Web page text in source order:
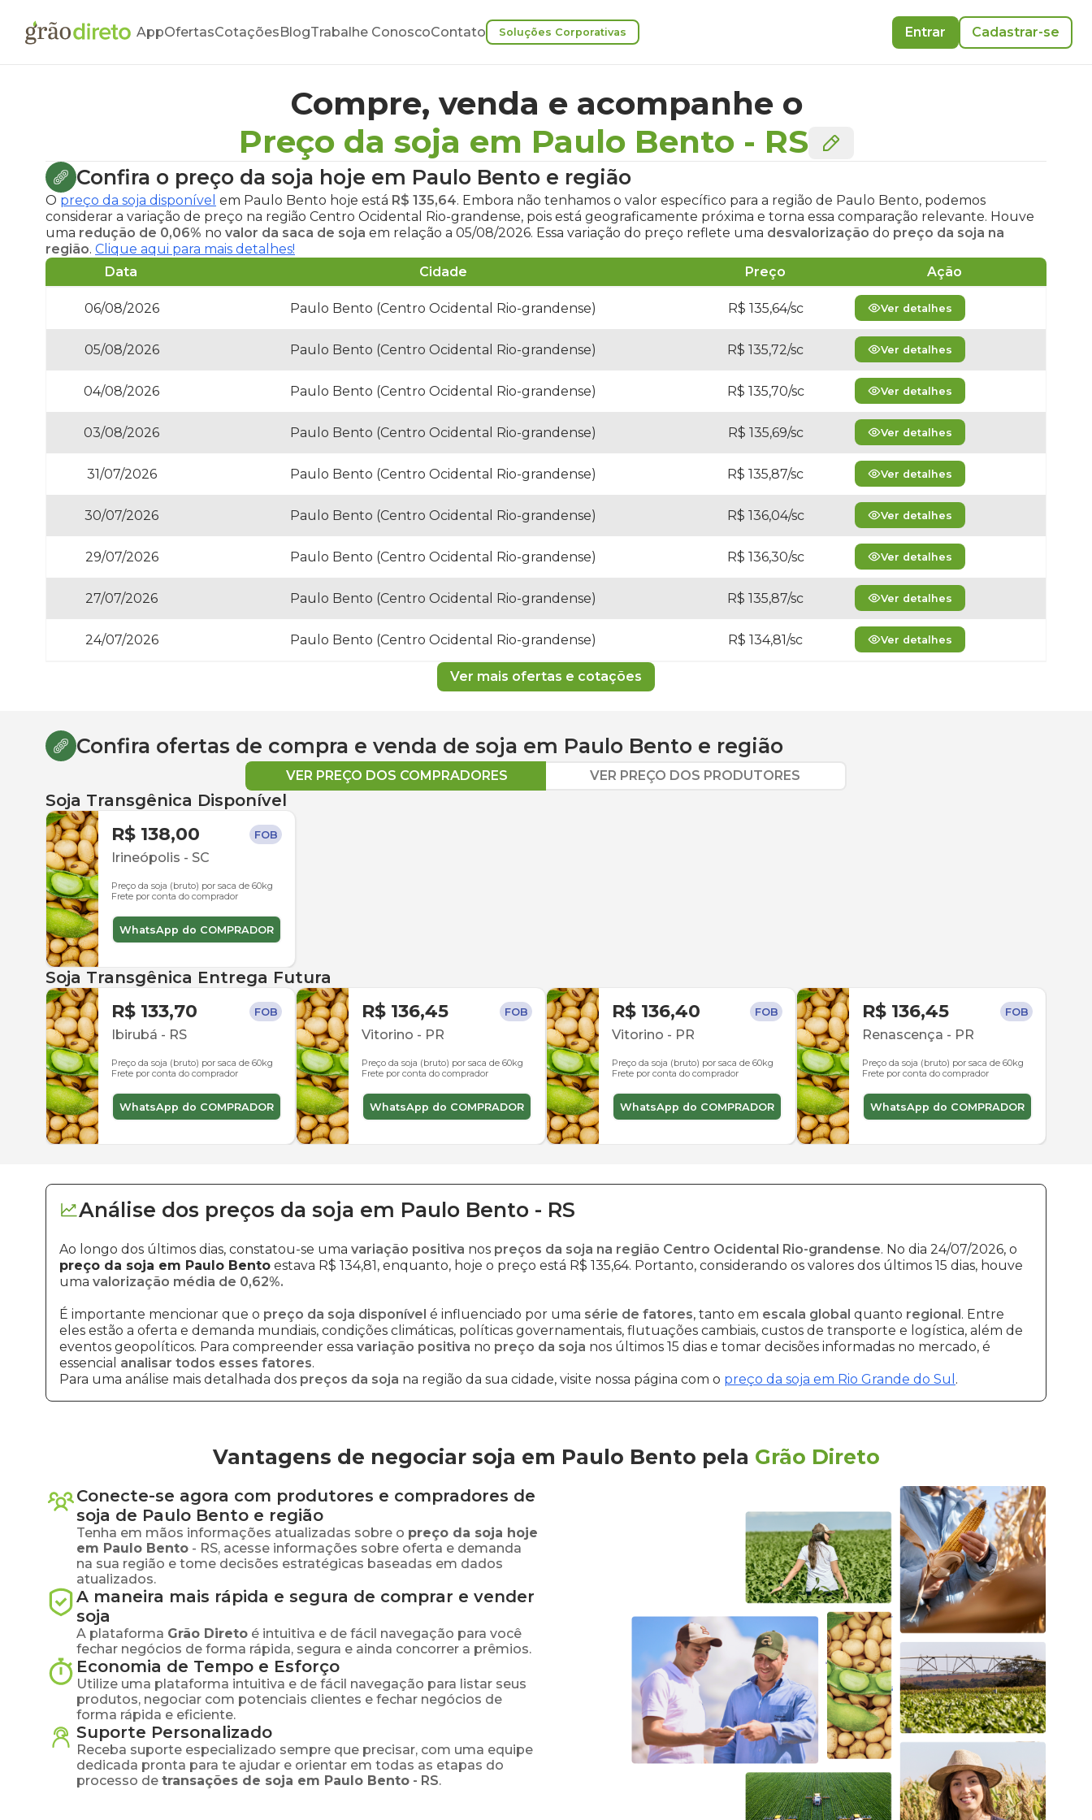
AppOfertasCotaçõesBlogTrabalhe ConoscoContato Soluções Corporativas Entrar Cadastrar-se
Compre, venda e acompanhe o
Preço da soja em Paulo Bento - RS
Confira o preço da soja hoje em Paulo Bento e região
O preço da soja disponível em Paulo Bento hoje está R$ 135,64. Embora não tenhamos o valor específico para a região de Paulo Bento, podemos
considerar a variação de preço na região Centro Ocidental Rio-grandense, pois está geograficamente próxima e torna essa comparação relevante. Houve
uma redução de 0,06% no valor da saca de soja em relação a 05/08/2026. Essa variação do preço reflete uma desvalorização do preço da soja na
região. Clique aqui para mais detalhes!
Data
Cidade Preço Ação
06/08/2026 Paulo Bento (Centro Ocidental Rio-grandense) R$ 135,64/sc Ver detalhes
05/08/2026 Paulo Bento (Centro Ocidental Rio-grandense) R$ 135,72/sc Ver detalhes
04/08/2026 Paulo Bento (Centro Ocidental Rio-grandense) R$ 135,70/sc Ver detalhes
03/08/2026 Paulo Bento (Centro Ocidental Rio-grandense) R$ 135,69/sc Ver detalhes
31/07/2026 Paulo Bento (Centro Ocidental Rio-grandense) R$ 135,87/sc Ver detalhes
30/07/2026 Paulo Bento (Centro Ocidental Rio-grandense) R$ 136,04/sc Ver detalhes
29/07/2026 Paulo Bento (Centro Ocidental Rio-grandense) R$ 136,30/sc Ver detalhes
27/07/2026 Paulo Bento (Centro Ocidental Rio-grandense) R$ 135,87/sc Ver detalhes
24/07/2026 Paulo Bento (Centro Ocidental Rio-grandense) R$ 134,81/sc Ver detalhes
Ver mais ofertas e cotações
Confira ofertas de compra e venda de soja em Paulo Bento e região
VER PREÇO DOS COMPRADORES VER PREÇO DOS PRODUTORES
Soja Transgênica Disponível
R$ 138,00 FOB
Irineópolis - SC
Preço da soja (bruto) por saca de 60kg
Frete por conta do comprador
WhatsApp do COMPRADOR
Soja Transgênica Entrega Futura
R$ 133,70 FOB
Ibirubá - RS
Preço da soja (bruto) por saca de 60kg
Frete por conta do comprador
WhatsApp do COMPRADOR
R$ 136,45 FOB
Vitorino - PR
Preço da soja (bruto) por saca de 60kg
Frete por conta do comprador
WhatsApp do COMPRADOR
R$ 136,40 FOB
Vitorino - PR
Preço da soja (bruto) por saca de 60kg
Frete por conta do comprador
WhatsApp do COMPRADOR
R$ 136,45 FOB
Renascença - PR
Preço da soja (bruto) por saca de 60kg
Frete por conta do comprador
WhatsApp do COMPRADOR
Análise dos preços da soja em Paulo Bento - RS
Ao longo dos últimos dias, constatou-se uma variação positiva nos preços da soja na região Centro Ocidental Rio-grandense. No dia 24/07/2026, o
preço da soja em Paulo Bento estava R$ 134,81, enquanto, hoje o preço está R$ 135,64. Portanto, considerando os valores dos últimos 15 dias, houve
uma valorização média de 0,62%.
É importante mencionar que o preço da soja disponível é influenciado por uma série de fatores, tanto em escala global quanto regional. Entre
eles estão a oferta e demanda mundiais, condições climáticas, políticas governamentais, flutuações cambiais, custos de transporte e logística, além de
eventos geopolíticos. Para compreender essa variação positiva no preço da soja nos últimos 15 dias e tomar decisões informadas no mercado, é
essencial analisar todos esses fatores.
Para uma análise mais detalhada dos preços da soja na região da sua cidade, visite nossa página com o preço da soja em Rio Grande do Sul .
Vantagens de negociar soja em Paulo Bento pela Grão Direto
Conecte-se agora com produtores e compradores de
soja de Paulo Bento e região
Tenha em mãos informações atualizadas sobre o preço da soja hoje
em Paulo Bento - RS, acesse informações sobre oferta e demanda
na sua região e tome decisões estratégicas baseadas em dados
atualizados.
A maneira mais rápida e segura de comprar e vender
soja
A plataforma Grão Direto é intuitiva e de fácil navegação para você
fechar negócios de forma rápida, segura e ainda concorrer a prêmios.
Economia de Tempo e Esforço
Utilize uma plataforma intuitiva e de fácil navegação para listar seus
produtos, negociar com potenciais clientes e fechar negócios de
forma rápida e eficiente.
Suporte Personalizado
Receba suporte especializado sempre que precisar, com uma equipe
dedicada pronta para te ajudar e orientar em todas as etapas do
processo de transações de soja em Paulo Bento - RS.